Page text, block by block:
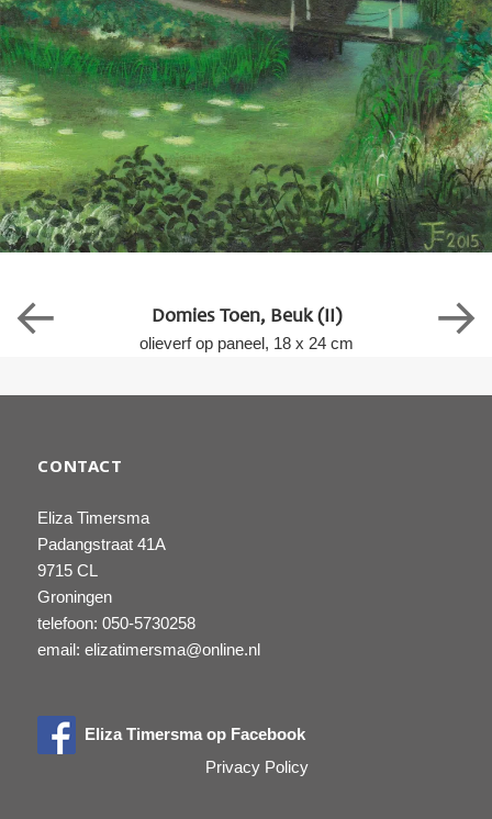
Domies Toen, Beuk (II)
olieverf op paneel, 18 x 24 cm
CONTACT
Eliza Timersma
Padangstraat 41A
9715 CL
Groningen
telefoon: 050-5730258
email: elizatimersma@online.nl
Eliza Timersma op Facebook
Privacy Policy